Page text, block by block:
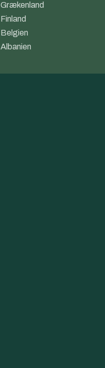
Grækenland
Finland
Belgien
Albanien